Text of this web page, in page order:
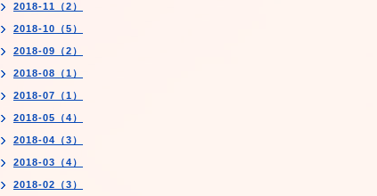
2018-11（2）
2018-10（5）
2018-09（2）
2018-08（1）
2018-07（1）
2018-05（4）
2018-04（3）
2018-03（4）
2018-02（3）